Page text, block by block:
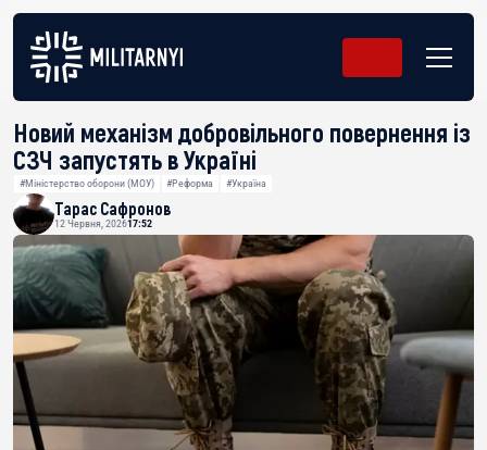
Новий механізм добровільного повернення із
СЗЧ запустять в Україні
#Міністерство оборони (МОУ) #Реформа #Україна
Тарас Сафронов
12 Червня, 202617:52